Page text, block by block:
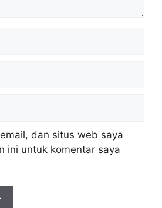
dan situs web saya
ini untuk komentar saya